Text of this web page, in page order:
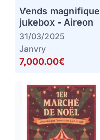
Vends magnifique
jukebox - Aireon
31/03/2025
Janvry
7,000.00€